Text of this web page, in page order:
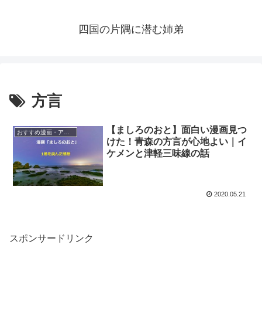
四国の片隅に潜む姉弟
方言
【ましろのおと】面白い漫画見つ
けた！青森の方言が心地よい｜イ
ケメンと津軽三味線の話
2020.05.21
スポンサードリンク